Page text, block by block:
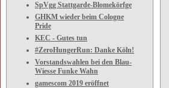
SpVgg Stattgarde-Blomekörfge
GHKM wieder beim Cologne
Pride
KEC - Gutes tun
#ZeroHungerRun: Danke Köln!
Vorstandswahlen bei den Blau-
Wiesse Funke Wahn
gamescom 2019 eröffnet